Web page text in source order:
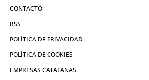
CONTACTO
RSS
POLÍTICA DE PRIVACIDAD
POLÍTICA DE COOKIES
EMPRESAS CATALANAS